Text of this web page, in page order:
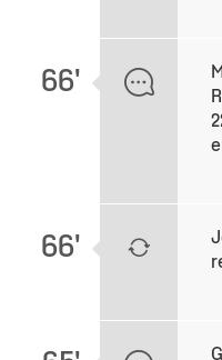
66'
66'